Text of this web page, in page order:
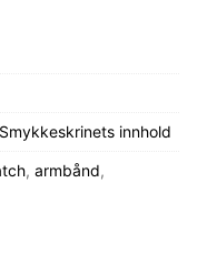
Smykkeskrinets innhold
, armbånd,